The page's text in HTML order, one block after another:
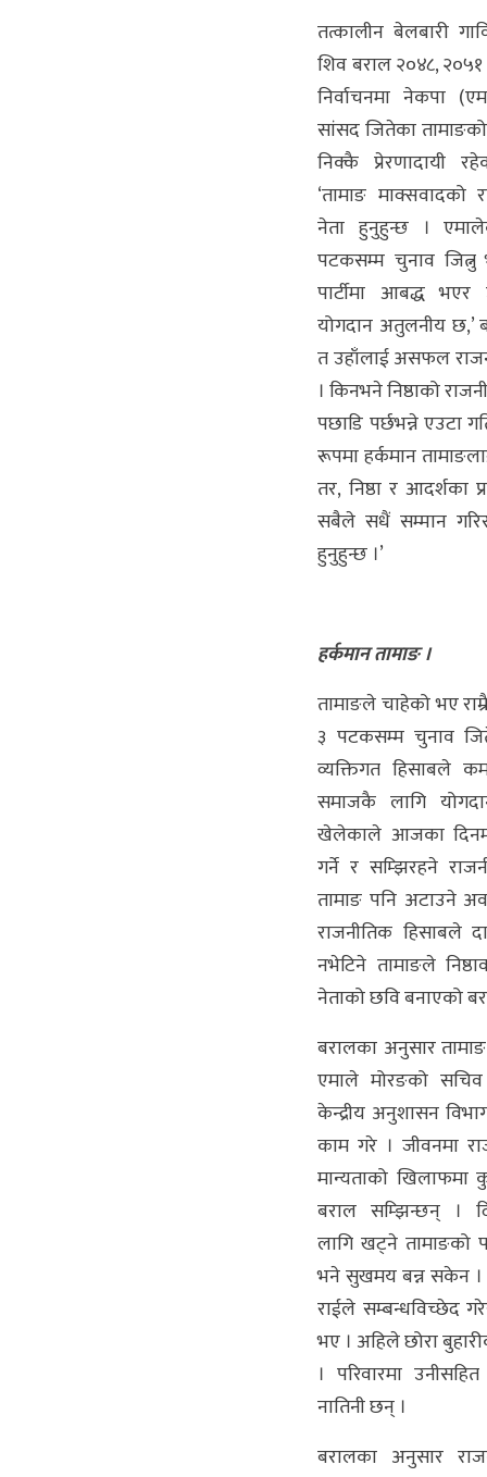
तत्कालीन बेलबारी
शिव बराल २०४८,
निर्वाचनमा नेकपा
सांसद जितेका
निक्कै प्रेरणादायी
‘तामाङ माक्सवादको
नेता हुनुहुन्छ ।
पटकसम्म चुनाव जित्नु
पार्टीमा आबद्ध भएर
योगदान अतुलनीय छ,’
त उहाँलाई असफल
। किनभने निष्ठाको
पछाडि पर्छभन्ने एउटा
रूपमा हर्कमान
तर, निष्ठा र आदर्शका
सबैले सधैं सम्मान
हुनुहुन्छ ।’
हर्कमान तामाङ ।
तामाङले चाहेको भए
३ पटकसम्म चुनाव
व्यक्तिगत हिसाबले
समाजकै लागि
खेलेकाले आजका
गर्ने र सम्झिरहने
तामाङ पनि अटाउने
राजनीतिक हिसाबले
नभेटिने तामाङले
नेताको छवि बनाएको
बरालका अनुसार
एमाले मोरङको सचिव
केन्द्रीय अनुशासन
काम गरे । जीवनमा
मान्यताको
बराल सम्झिन्छन् ।
लागि खट्ने तामाङको
भने सुखमय बन्न सकेन ।
राईले सम्बन्धविच्छेद
भए । अहिले छोरा
। परिवारमा
नातिनी छन् ।
बरालका अनुसार